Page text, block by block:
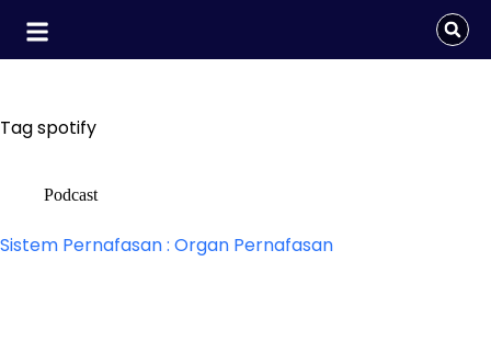
Tagspotify
Podcast
Sistem Pernafasan : Organ Pernafasan